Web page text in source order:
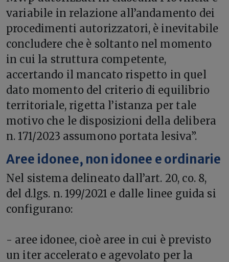
variabile in relazione all’andamento dei
procedimenti autorizzatori, è inevitabile
concludere che è soltanto nel momento
in cui la struttura competente,
accertando il mancato rispetto in quel
dato momento del criterio di equilibrio
territoriale, rigetta l’istanza per tale
motivo che le disposizioni della delibera
n. 171/2023 assumono portata lesiva”.
Aree idonee, non idonee e ordinarie
Nel sistema delineato dall’art. 20, co. 8,
del d.lgs. n. 199/2021 e dalle linee guida si
configurano:
- aree idonee, cioè aree in cui è previsto
un iter accelerato e agevolato per la